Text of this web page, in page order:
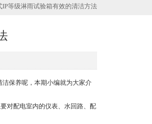
IP等级淋雨试验箱有效的清洁方法
保养呢，本期小编就为大家介
对配电室内的仪表、水回路、配